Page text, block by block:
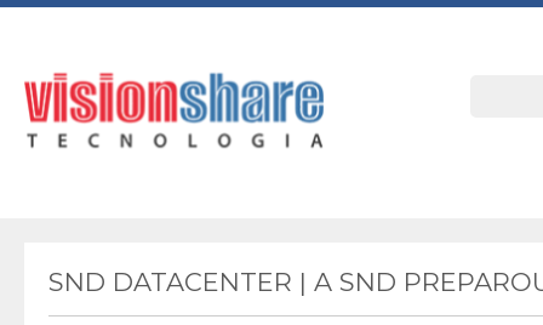
SND DATACENTER | A SND